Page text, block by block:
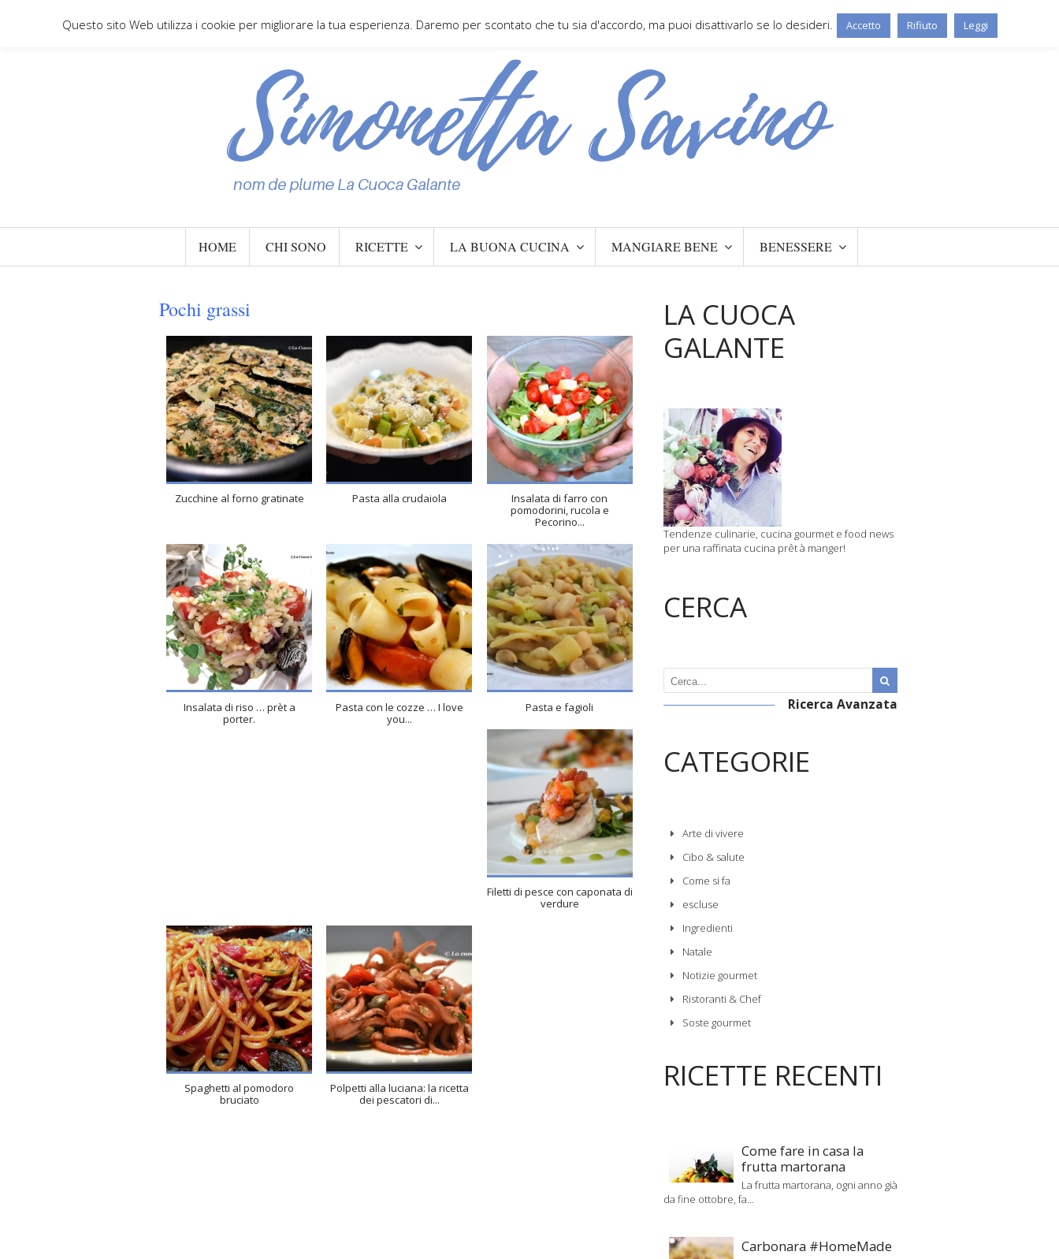
HOME CHI SONO RICETTE LA BUONA CUCINA MANGIARE BENE BENESSERE
Pochi grassi
Zucchine al forno gratinate Pasta alla crudaiola
Insalata di farro con
pomodorini, rucola e
Pecorino...
4
4
10 Min
Insalata di riso … prèt a
porter.
4
4
15 Min
Pasta con le cozze … I love
you...
4
4
50 Min
Pasta e fagioli
4
15 Min
Filetti di pesce con caponata di
verdure
Spaghetti al pomodoro
bruciato
Polpetti alla luciana: la ricetta
dei pescatori di...
LA CUOCA
GALANTE
Tendenze culinarie, cucina gourmet e food news
per una raffinata cucina prêt à manger!
CERCA
Ricerca Avanzata
CATEGORIE
Arte di vivere
Cibo & salute
Come si fa
escluse
Ingredienti
Natale
Notizie gourmet
Ristoranti & Chef
Soste gourmet
RICETTE RECENTI
Come fare in casa la
frutta martorana
La frutta martorana, ogni anno già
da fine ottobre, fa...
Carbonara #HomeMade
Questo sito Web utilizza i cookie per migliorare la tua esperienza. Daremo per scontato che tu sia d'accordo, ma puoi disattivarlo se lo desideri. Accetto Rifiuto Leggi